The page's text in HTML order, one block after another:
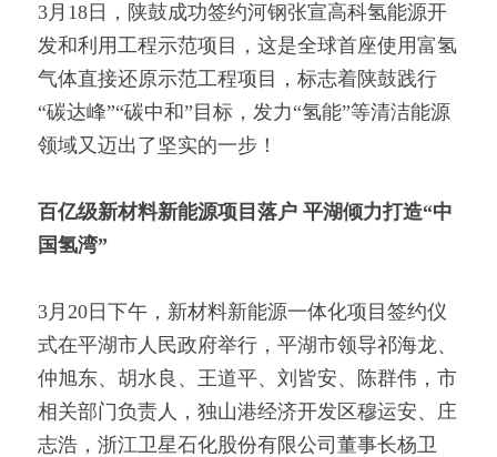
3月18日，陕鼓成功签约河钢张宣高科氢能源开
发和利用工程示范项目，这是全球首座使用富氢
气体直接还原示范工程项目，标志着陕鼓践行
“碳达峰”“碳中和”目标，发力“氢能”等清洁能源
领域又迈出了坚实的一步！
百亿级新材料新能源项目落户 平湖倾力打造“中
国氢湾”
3月20日下午，新材料新能源一体化项目签约仪
式在平湖市人民政府举行，平湖市领导祁海龙、
仲旭东、胡水良、王道平、刘皆安、陈群伟，市
相关部门负责人，独山港经济开发区穆运安、庄
志浩，浙江卫星石化股份有限公司董事长杨卫